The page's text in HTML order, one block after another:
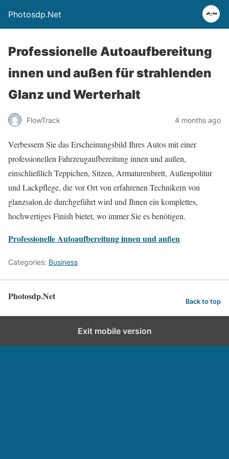
Photosdp.Net
Professionelle Autoaufbereitung
innen und außen für strahlenden
Glanz und Werterhalt
FlowTrack 4 months ago
Verbessern Sie das Erscheinungsbild Ihres Autos mit einer
professionellen Fahrzeugaufbereitung innen und außen,
einschließlich Teppichen, Sitzen, Armaturenbrett, Außenpolitur
und Lackpflege, die vor Ort von erfahrenen Technikern von
glanzsalon.de durchgeführt wird und Ihnen ein komplettes,
hochwertiges Finish bietet, wo immer Sie es benötigen.
Professionelle Autoaufbereitung innen und außen
Categories: Business
Photosdp.Net Back to top
Exit mobile version